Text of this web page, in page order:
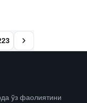
ўз фаолиятини